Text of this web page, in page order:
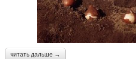
читать дальше →